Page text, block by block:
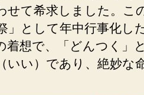
せて希求しました。こ
」として年中行事化し
着想で、「どんつく」
いい）であり、絶妙な